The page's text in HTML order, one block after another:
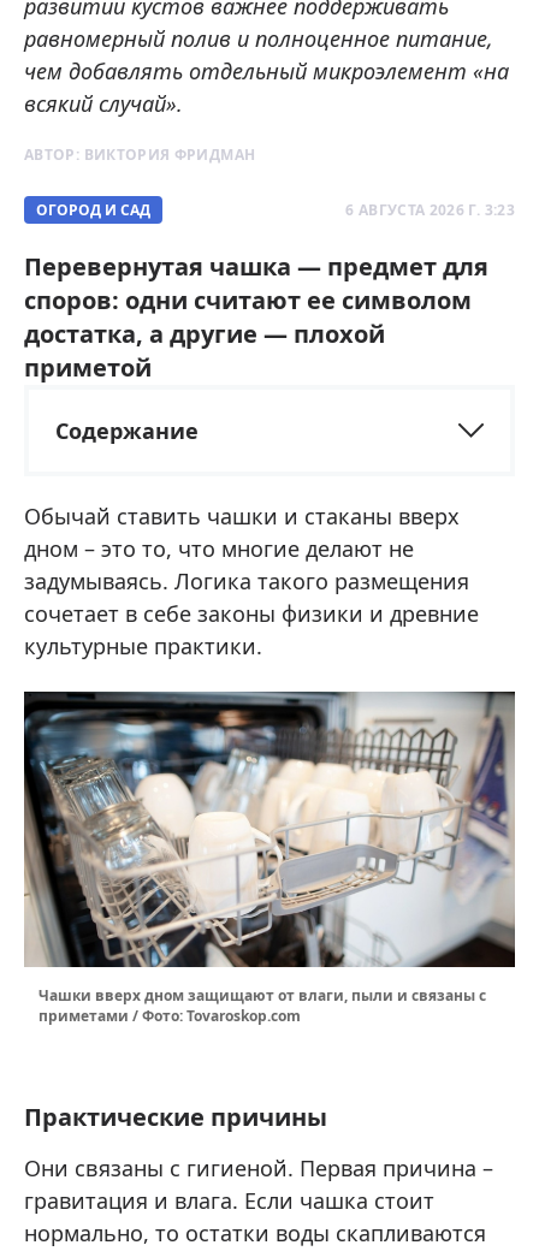
развитии кустов важнее поддерживать
равномерный полив и полноценное питание,
чем добавлять отдельный микроэлемент «на
всякий случай».
АВТОР: ВИКТОРИЯ ФРИДМАН
ОГОРОД И САД 6 АВГУСТА 2026 Г. 3:23
Перевернутая чашка — предмет для
споров: одни считают ее символом
достатка, а другие — плохой
приметой
Содержание
Обычай ставить чашки и стаканы вверх
дном – это то, что многие делают не
задумываясь. Логика такого размещения
сочетает в себе законы физики и древние
культурные практики.
Чашки вверх дном защищают от влаги, пыли и связаны с
приметами / Фото: Tovaroskop.com
Практические причины
Они связаны с гигиеной. Первая причина –
гравитация и влага. Если чашка стоит
нормально, то остатки воды скапливаются